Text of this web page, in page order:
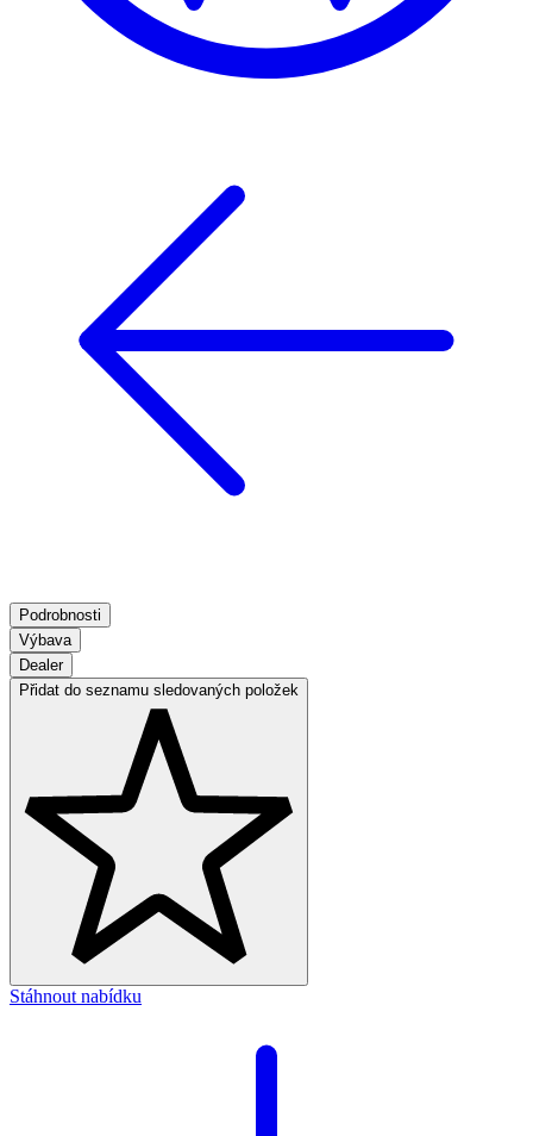
Podrobnosti
Výbava
Dealer
Přidat do seznamu sledovaných položek
Stáhnout nabídku